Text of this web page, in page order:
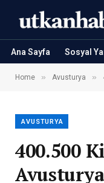
Ana Sayfa Sosyal
Home » Avusturya »
AVUSTURYA
400.500